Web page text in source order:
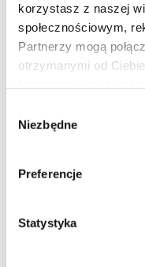
korzystasz z naszej
społecznościowym,
Partnerzy mogą
otrzymanymi od
zgody
Niezbędne
Preferencje
Statystyka
*******